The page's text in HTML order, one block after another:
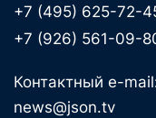
+7 (495) 625-72-
+7 (926) 561-09-
Контактный e-
news@json.tv